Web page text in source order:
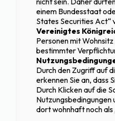
Unterstützung
Wirkung erzielt.
Ein sehr
Rendite in CHF
Eine starke
und Darlehen.
Ein kalibriertes
einem Bundesstaat
States Securities Act“
Vereinigtes
Personen mit
bestimmter
Durch den Zugriff auf
erkennen Sie an, dass
Durch Klicken auf die
dort wohnhaft noch als